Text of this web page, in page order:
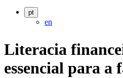
pt
en
Literacia
essencial para a